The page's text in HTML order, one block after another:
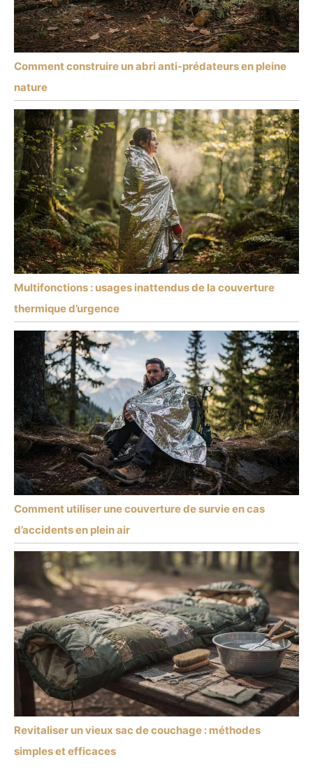
Comment construire un abri anti-prédateurs en pleine
nature
Multifonctions : usages inattendus de la couverture
thermique d’urgence
Comment utiliser une couverture de survie en cas
d’accidents en plein air
Revitaliser un vieux sac de couchage : méthodes
simples et efficaces